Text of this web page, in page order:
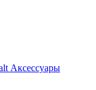
Аксессуары